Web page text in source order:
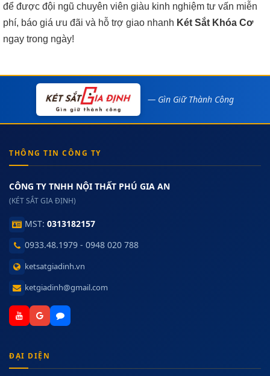
để được đội ngũ chuyên viên giàu kinh nghiệm tư vấn miễn
phí, báo giá ưu đãi và hỗ trợ giao nhanh Két Sắt Khóa Cơ
ngay trong ngày!
— Gìn Giữ Thành Công
THÔNG TIN CÔNG TY
CÔNG TY TNHH NỘI THẤT PHÚ GIA AN
(KÉT SẮT GIA ĐỊNH)
MST: 0313182157
0933.48.1979 - 0948 020 788
ketsatgiadinh.vn
ketgiadinh@gmail.com
ĐẠI DIỆN